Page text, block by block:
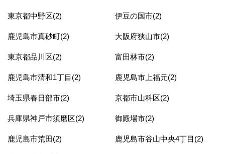
東京都中野区(2) 伊豆の国市(2)
鹿児島市真砂町(2) 大阪府狭山市(2)
東京都品川区(2) 富田林市(2)
鹿児島市清和1丁目(2) 鹿児島市上福元(2)
埼玉県春日部市(2) 京都市山科区(2)
兵庫県神戸市須磨区(2) 御殿場市(2)
鹿児島市荒田(2) 鹿児島市谷山中央4丁目(2)